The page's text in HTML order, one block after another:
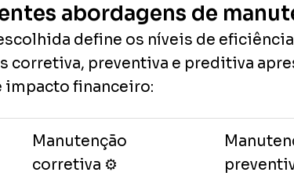
abordagens de
define os níveis de
corretiva, preventiva e preditiva
impacto financeiro:
Manutenção
corretiva ⚙️